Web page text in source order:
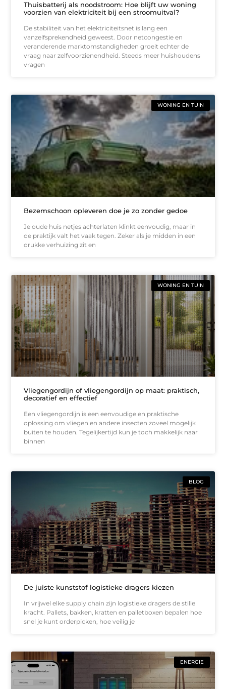
Thuisbatterij als noodstroom: Hoe blijft uw woning
voorzien van elektriciteit bij een stroomuitval?
De stabiliteit van het elektriciteitsnet is lang een
vanzelfsprekendheid geweest. Door netcongestie en
veranderende marktomstandigheden groeit echter de
vraag naar zelfvoorzienendheid. Steeds meer huishoudens
vragen
WONING EN TUIN
Bezemschoon opleveren doe je zo zonder gedoe
Je oude huis netjes achterlaten klinkt eenvoudig, maar in
de praktijk valt het vaak tegen. Zeker als je midden in een
drukke verhuizing zit en
WONING EN TUIN
Vliegengordijn of vliegengordijn op maat: praktisch,
decoratief en effectief
Een vliegengordijn is een eenvoudige en praktische
oplossing om vliegen en andere insecten zoveel mogelijk
buiten te houden. Tegelijkertijd kun je toch makkelijk naar
binnen
BLOG
De juiste kunststof logistieke dragers kiezen
In vrijwel elke supply chain zijn logistieke dragers de stille
kracht. Pallets, bakken, kratten en palletboxen bepalen hoe
snel je kunt orderpicken, hoe veilig je
ENERGIE